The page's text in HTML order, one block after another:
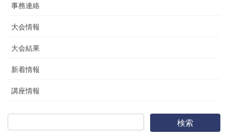
事務連絡
大会情報
大会結果
新着情報
講座情報